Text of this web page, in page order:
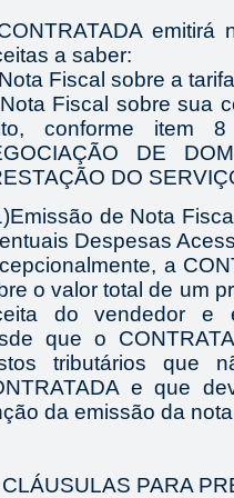
emitirá
a saber:
Fisca sobre a
Fiscal sobre sua
conforme item
DE
DO
de Nota
Despesas
a
o valor total de um
do vendedor e
que o
tributários que
e que
da emissão da
CLÁUSULAS PARA